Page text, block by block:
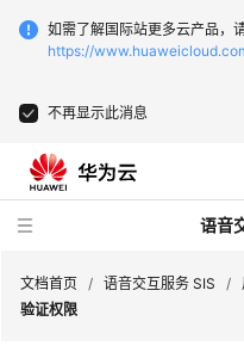
如需了解国际站更多云产品，
https://
不再显示此消息
语音
文档首页 / 语音交互服务 SIS /
验证权限